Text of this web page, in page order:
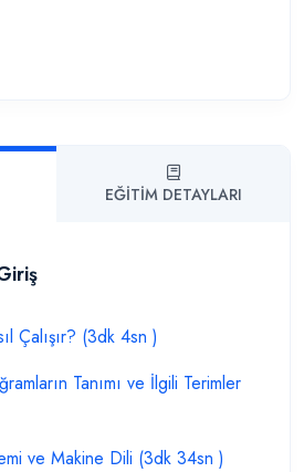
EĞITIM DETAYLARI
Çalışır? (3dk 4sn )
Tanımı ve İlgili Terimler
ve Makine Dili (3dk 34sn )